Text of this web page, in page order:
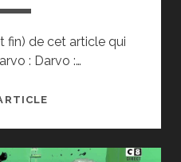
fin) de cet article qui
: Darvo :…
★NE
INSTRUMENTALISÉ